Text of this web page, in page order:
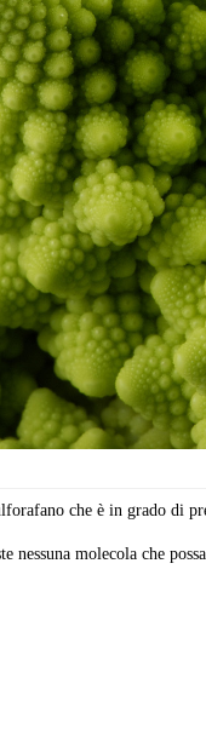
che è in grado di
nessuna molecola che